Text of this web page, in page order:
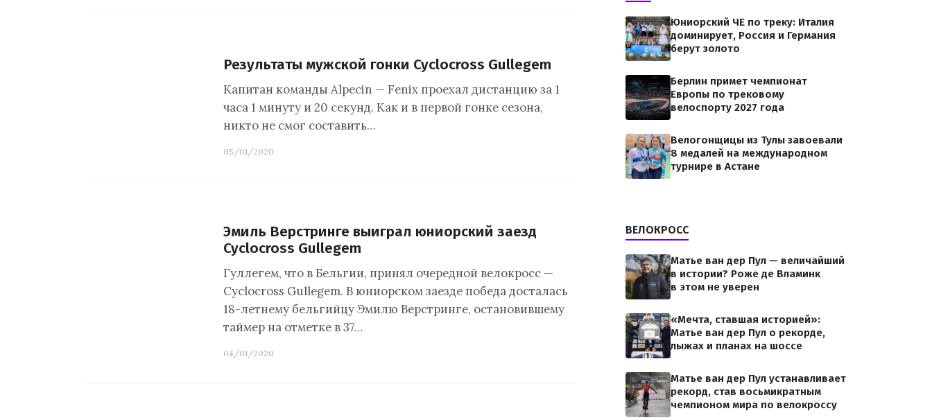
Результаты мужской гонки Cyclocross Gullegem
Капитан команды Alpecin — Fenix проехал дистанцию за 1
часа 1 минуту и 20 секунд. Как и в первой гонке сезона,
никто не смог составить…
05/01/2020
Эмиль Верстринге выиграл юниорский заезд
Cyclocross Gullegem
Гуллегем, что в Бельгии, принял очередной велокросс —
Cyclocross Gullegem. В юниорском заезде победа досталась
18-летнему бельгийцу Эмилю Верстринге, остановившему
таймер на отметке в 37…
04/01/2020
Юниорский ЧЕ по треку: Италия
доминирует, Россия и Германия
берут золото
Берлин примет чемпионат
Европы по трековому
велоспорту 2027 года
Велогонщицы из Тулы завоевали
8 медалей на международном
турнире в Астане
ВЕЛОКРОСС
Матье ван дер Пул — величайший
в истории? Роже де Вламинк
в этом не уверен
«Мечта, ставшая историей»:
Матье ван дер Пул о рекорде,
лыжах и планах на шоссе
Матье ван дер Пул устанавливает
рекорд, став восьмикратным
чемпионом мира по велокроссу